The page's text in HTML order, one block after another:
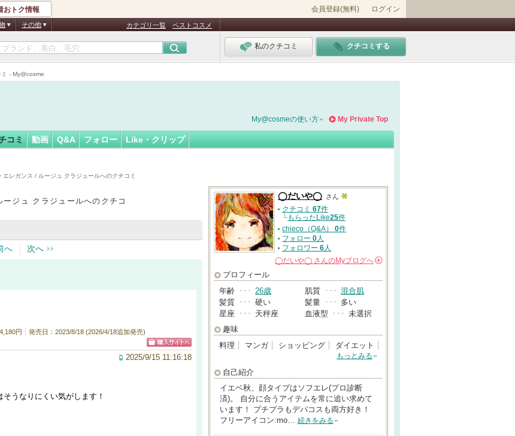
- My@cosme
おトク情報 会員登録(無料) ログイン
その他 カテゴリ一覧 ベストコスメ
私のクチコミ クチコミする
ん
My Private Top
My@cosmeの使い方
コミ 動画 Q&A フォロー Like・クリップ
エレガンス / ルージュ クラジュールへのクチコミ
ジュ クラジュールへのクチコ
へ 次へ
円
発売日：2023/8/18 (2026/4/18追加発売)
2025/9/15 11:16:18
うなりにくい気がします！
◯だいや◯ さん
クチコミ 67件
└もらったLike25件
chieco（Q&A） 0件
フォロー 0人
フォロワー 6人
◯だいや◯ さんのMyブログへ
プロフィール
年齢 ･･･ 26歳 肌質 ･･･ 混合肌
髪質 ･･･ 硬い 髪量 ･･･
多い
星座 ･･･ 天秤座 血液型 ･･･ 未選択
趣味
料理
マンガ ショッピング ダイエット
もっとみる
自己紹介
イエベ秋、顔タイプはソフエレ(プロ診断
済)。 自分に合うアイテムを常に追い求めて
います！ プチプラもデパコスも両方好き！
フリーアイコン:mo… 続きをみる